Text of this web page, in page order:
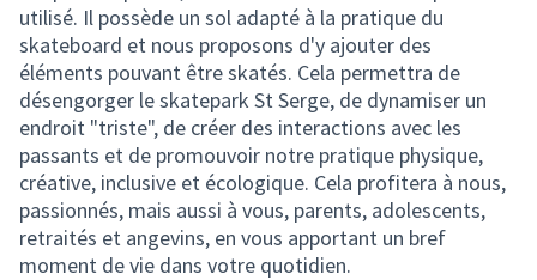
utilisé. Il possède un sol adapté à la pratique du
skateboard et nous proposons d'y ajouter des
éléments pouvant être skatés. Cela permettra de
désengorger le skatepark St Serge, de dynamiser un
endroit "triste", de créer des interactions avec les
passants et de promouvoir notre pratique physique,
créative, inclusive et écologique. Cela profitera à nous,
passionnés, mais aussi à vous, parents, adolescents,
retraités et angevins, en vous apportant un bref
moment de vie dans votre quotidien.